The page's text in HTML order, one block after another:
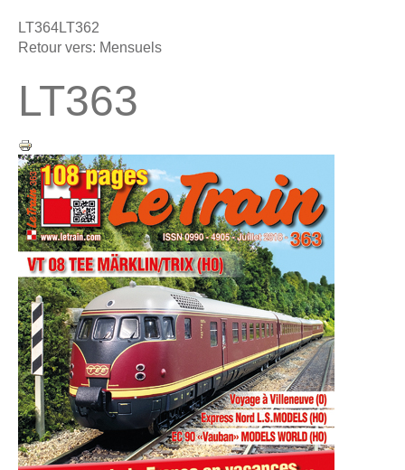
LT364LT362
Retour vers: Mensuels
LT363